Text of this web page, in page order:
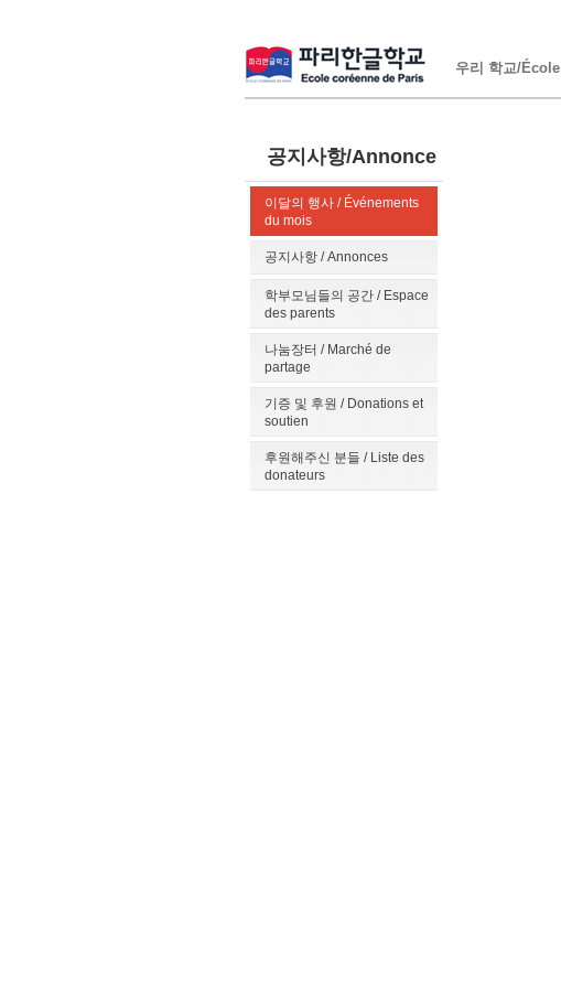
우리 학교/École
공지사항/Annonce
이달의 행사 / Événements
du mois
공지사항 / Annonces
학부모님들의 공간 / Espace
des parents
나눔장터 / Marché de
partage
기증 및 후원 / Donations et
soutien
후원해주신 분들 / Liste des
donateurs